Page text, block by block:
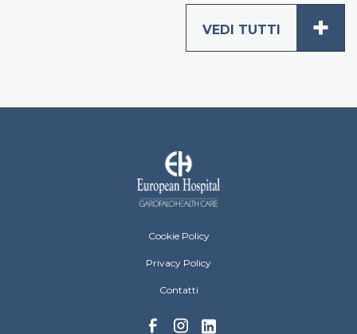
VEDI TUTTI +
European Hospital Menu Footer
Cookie Policy
Privacy Policy
Contatti